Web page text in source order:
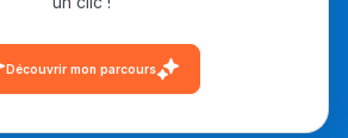
Découvrir mon parcours